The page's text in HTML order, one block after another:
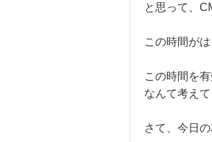
と思って、
この時間が
この時間を
なんて考え
さて、今日